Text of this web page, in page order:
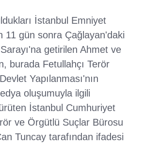
İstanbul Emniyet
11 gün sonra Çağlayan'daki
getirilen Ahmet ve
burada Fetullahçı Terör
Yapılanması'nın
oluşumuyla ilgili
İstanbul Cumhuriyet
ve Örgütlü Suçlar Bürosu
Tuncay tarafından ifadesi